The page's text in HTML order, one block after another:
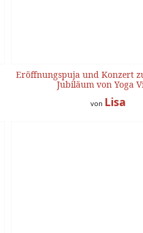
Eröffnungspuja und Konzert
Jubiläum von Yoga
von Lisa